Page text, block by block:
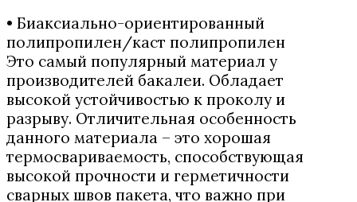
• Биаксиально-ориентированный
полипропилен/каст полипропилен
Это самый популярный материал у
производителей бакалеи. Обладает
высокой устойчивостью к проколу и
разрыву. Отличительная особенность
данного материала – это хорошая
термосвариваемость, способствующая
высокой прочности и герметичности
сварных швов пакета, что важно при